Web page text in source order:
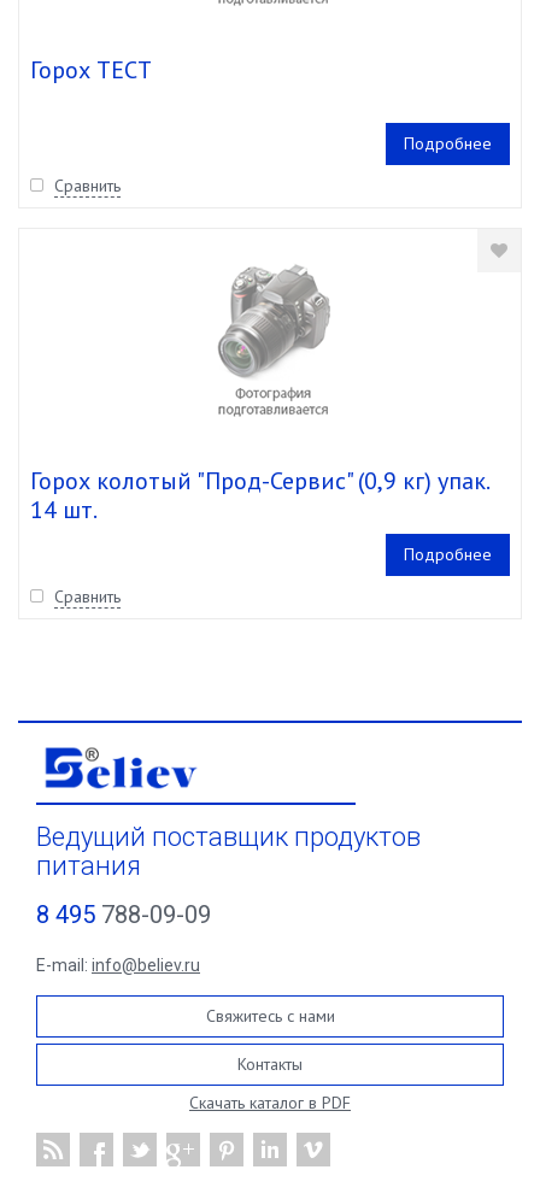
Горох ТЕСТ
Подробнее
Сравнить
Горох колотый "Прод-Сервис" (0,9 кг) упак.
14 шт.
Подробнее
Сравнить
Ведущий поставщик продуктов
питания
8 495 788-09-09
E-mail: info@believ.ru
Свяжитесь с нами
Контакты
Скачать каталог в PDF